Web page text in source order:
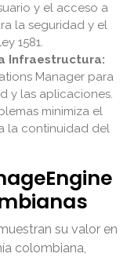
y el acceso a
la seguridad y el
1581.
Infraestructura:
Manager para
y las aplicaciones.
minimiza el
la continuidad del
su valor en
colombiana,